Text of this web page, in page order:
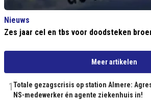
Nieuws
Zes jaar cel en tbs voor doodsteken
Meer artikelen
1Totale gezagscrisis op station Almere:
NS-medewerker én agente ziekenhuis in!